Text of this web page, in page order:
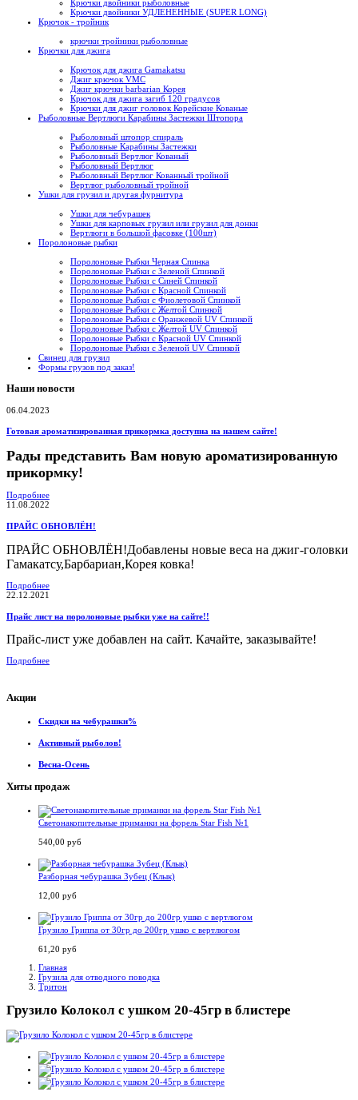
Крючки двойники рыболовные
Крючки двойники УДЛЕНЕННЫЕ (SUPER LONG)
Крючок - тройник
крючки тройники рыболовные
Крючки для джига
Крючок для джига Gamakatsu
Джиг крючок VMC
Джиг крючки barbarian Корея
Крючок для джига загиб 120 градусов
Крючки для джиг головок Корейские Кованые
Рыболовные Вертлюги Карабины Застежки Штопора
Рыболовный штопор спираль
Рыболовные Карабины Застежки
Рыболовный Вертлюг Кованый
Рыболовный Вертлюг
Рыболовный Вертлюг Кованный тройной
Вертлюг рыболовный тройной
Ушки для грузил и другая фурнитура
Ушки для чебурашек
Ушки для карповых грузил или грузил для донки
Вертлюги в большой фасовке (100шт)
Поролоновые рыбки
Поролоновые Рыбки Черная Спинка
Поролоновые Рыбки с Зеленой Спинкой
Поролоновые Рыбки с Синей Спинкой
Поролоновые Рыбки с Красной Спинкой
Поролоновые Рыбки с Фиолетовой Спинкой
Поролоновые Рыбки с Желтой Спинкой
Поролоновые Рыбки с Оранжевой UV Спинкой
Поролоновые Рыбки с Желтой UV Спинкой
Поролоновые Рыбки с Красной UV Спинкой
Поролоновые Рыбки с Зеленой UV Спинкой
Свинец для грузил
Формы грузов под заказ!
Наши новости
06.04.2023
Готовая ароматизированная прикормка доступна на нашем сайте!
Рады представить Вам новую ароматизированную
прикормку!
Подробнее
11.08.2022
ПРАЙС ОБНОВЛЁН!
ПРАЙС ОБНОВЛЁН!Добавлены новые веса на джиг-головки
Гамакатсу,Барбариан,Корея ковка!
Подробнее
22.12.2021
Прайс лист на поролоновые рыбки уже на сайте!!
Прайс-лист уже добавлен на сайт. Качайте, заказывайте!
Подробнее
Акции
Скидки на чебурашки%
Активный рыболов!
Весна-Осень
Хиты продаж
Светонакопительные приманки на форель Star Fish №1
540,00 руб
Разборная чебурашка Зубец (Клык)
12,00 руб
Грузило Гриппа от 30гр до 200гр ушко с вертлюгом
61,20 руб
Главная
Грузила для отводного поводка
Тритон
Грузило Колокол с ушком 20-45гр в блистере